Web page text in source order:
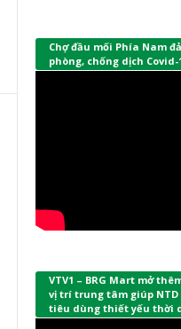
Chợ đầu mối Phía Nam
phòng, chống dịch Covid-
VTV1 – BRG Mart mở
vị trí trung tâm giúp
tiêu dùng thiết yếu thời